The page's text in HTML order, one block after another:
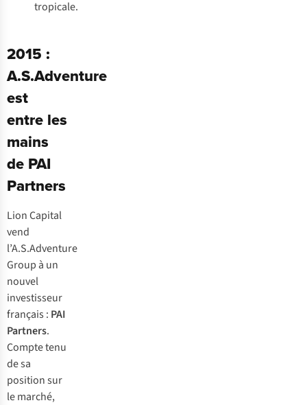
tropicale.
2015 :
A.S.Adventure
est
entre les
mains
de PAI
Partners
Lion Capital
vend
l’A.S.Adventure
Group à un
nouvel
investisseur
français : PAI
Partners.
Compte tenu
de sa
position sur
le marché,